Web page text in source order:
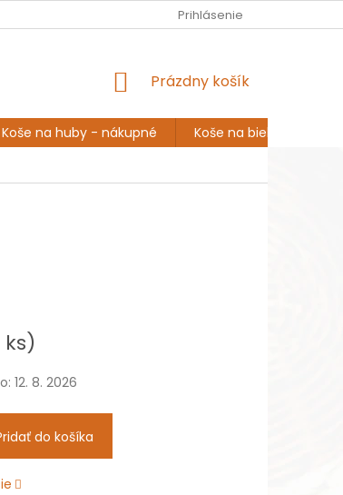
DOPRAVA A PLATBA
Prihlásenie
NÁKUPNÝ
Prázdny košík
Koše na huby - nákupné Koše na bielizeň
ks)
12. 8. 2026
do košíka